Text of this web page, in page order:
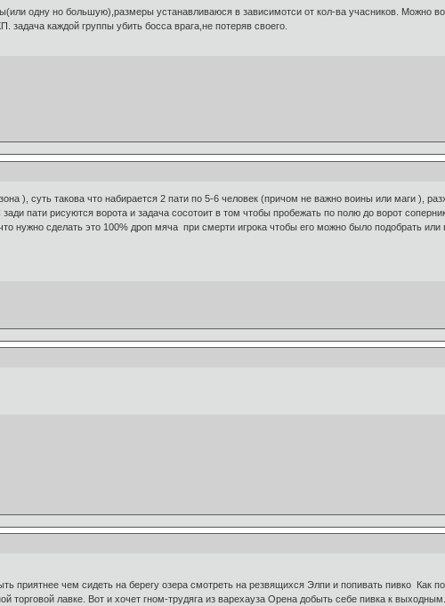
одну но большую),размеры устанавливаюся в зависимотси от кол-ва учасников. Можно
каждой группы убить босса врага,не потеряв своего.
), суть такова что набирается 2 пати по 5-6 человек (причом не важно воины или маги ),
пати рисуются ворота и задача сосотоит в том чтобы пробежать по полю до ворот
нужно сделать это 100% дроп мяча при смерти игрока чтобы его можно было подобрать или
приятнее чем сидеть на берегу озера смотреть на резвящихся Элпи и попивать пивко Как
торговой лавке. Вот и хочет гном-трудяга из варехауза Орена добыть себе пивка к